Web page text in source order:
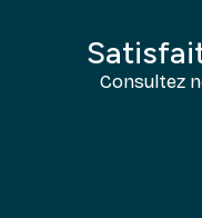
Consultez